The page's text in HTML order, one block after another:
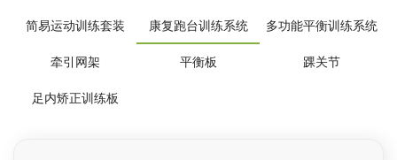
简易运动训练套装 康复跑台训练系统 多功能平衡训练系统
牵引网架 平衡板 踝关节
足内矫正训练板